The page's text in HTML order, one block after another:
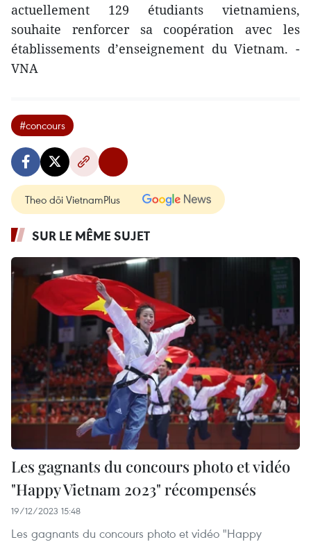
actuellement 129 étudiants vietnamiens,
souhaite renforcer sa coopération avec les
établissements d’enseignement du Vietnam. -
VNA
#concours
Theo dõi VietnamPlus
SUR LE MÊME SUJET
Les gagnants du concours photo et vidéo
"Happy Vietnam 2023" récompensés
19/12/2023 15:48
Les gagnants du concours photo et vidéo "Happy